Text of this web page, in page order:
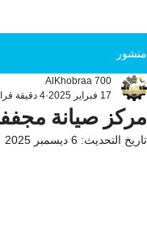
منشور
مركز صيانة
AlKhobraa 700
17 فبراير 2025
4 دقيقة قراءة
تاريخ التحديث: 6 ديسمبر 2025